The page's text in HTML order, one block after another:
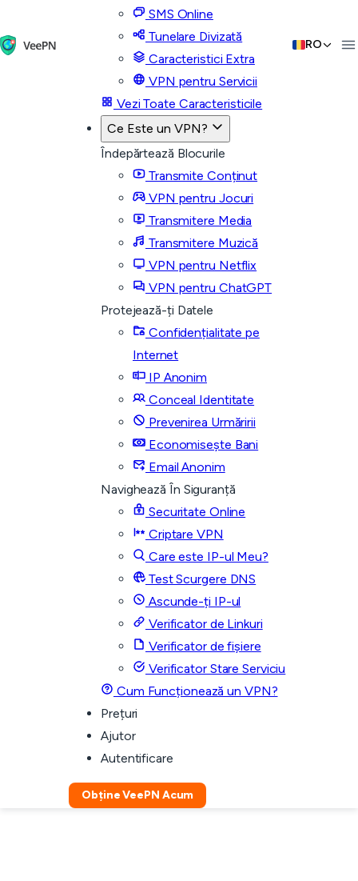
SMS Online
Tunelare Divizată
Caracteristici Extra
VPN pentru Servicii
Vezi Toate Caracteristicile
Ce Este un VPN?
Îndepărtează Blocurile
Transmite Conținut
VPN pentru Jocuri
Transmitere Media
Transmitere Muzică
VPN pentru Netflix
VPN pentru ChatGPT
Protejează-ți Datele
Confidențialitate pe
Internet
IP Anonim
Conceal Identitate
Prevenirea Urmăririi
Economisește Bani
Email Anonim
Navighează În Siguranță
Securitate Online
Criptare VPN
Care este IP-ul Meu?
Test Scurgere DNS
Ascunde-ți IP-ul
Verificator de Linkuri
Verificator de fișiere
Verificator Stare Serviciu
Cum Funcționează un VPN?
Prețuri
Ajutor
Autentificare
Obține VeePN Acum
RO